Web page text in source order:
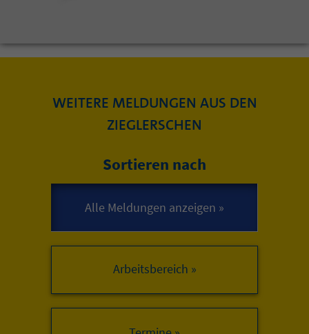
WEITERE MELDUNGEN AUS DEN
ZIEGLERSCHEN
Sortieren nach
Arbeitsbereich »